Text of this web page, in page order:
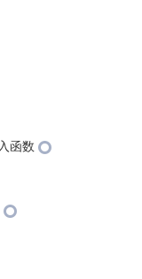
函数